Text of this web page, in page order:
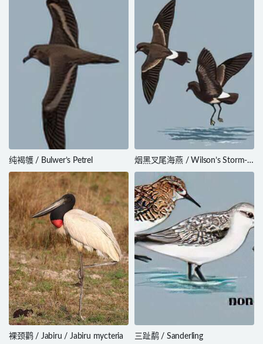
纯褐鹱 / Bulwer’s Petrel
烟黑叉尾海燕 / Wilson’s Storm-
Petrel
裸颈鹳 / Jabiru / Jabiru mycteria 三趾鹬 / Sanderling